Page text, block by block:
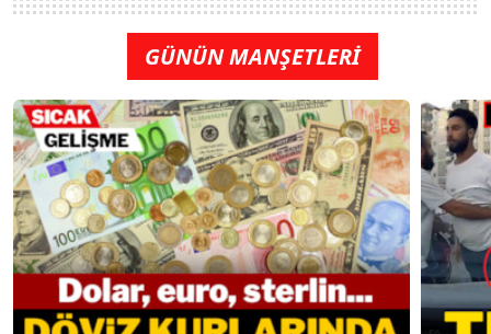
GÜNÜN MANŞETLERİ